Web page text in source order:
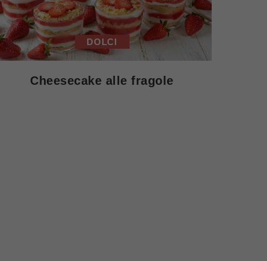
DOLCI
Cheesecake alle fragole